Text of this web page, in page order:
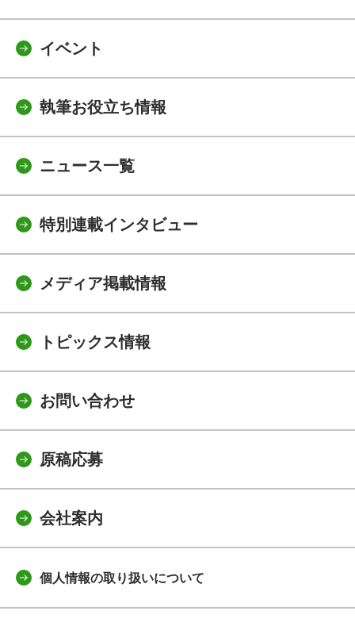
イベント
執筆お役立ち情報
ニュース一覧
特別連載インタビュー
メディア掲載情報
トピックス情報
お問い合わせ
原稿応募
会社案内
個人情報の取り扱いについて